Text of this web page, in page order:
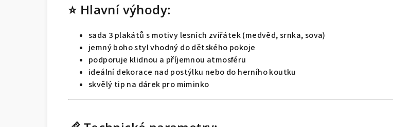
⭐ Hlavní výhody:
sada 3 plakátů s motivy lesních zvířátek (medvěd, srnka, sova)
jemný boho styl vhodný do dětského pokoje
podporuje klidnou a příjemnou atmosféru
ideální dekorace nad postýlku nebo do herního koutku
skvělý tip na dárek pro miminko